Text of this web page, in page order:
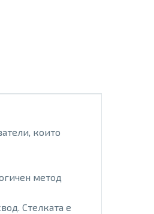
които
метод
Стелката е